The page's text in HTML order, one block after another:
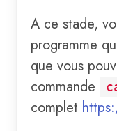
A ce stade,
programme
que vous
commande
complet